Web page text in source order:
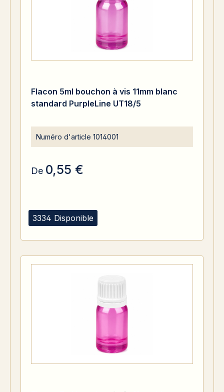
3334 Disponible
Flacon 5ml bouchon à vis 11mm blanc
standard PurpleLine UT18/5
Numéro d'article 1014001
De 0,55 €